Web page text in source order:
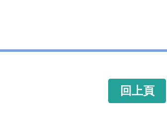
回上頁